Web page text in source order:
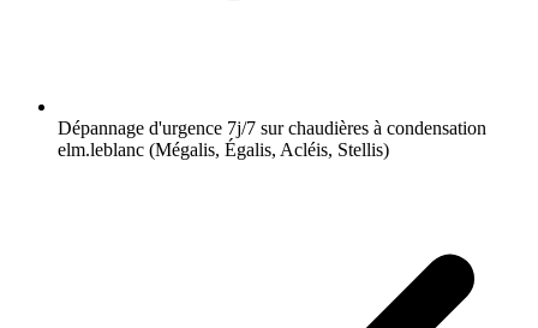
Dépannage d'urgence 7j/7 sur chaudières à condensation
elm.leblanc (Mégalis, Égalis, Acléis, Stellis)